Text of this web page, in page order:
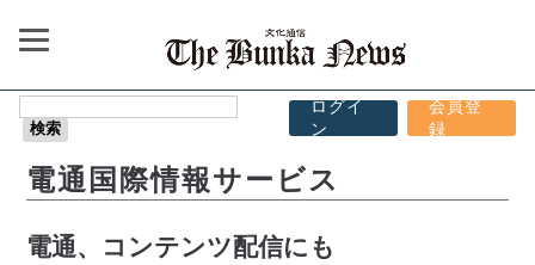
ログイ
ン
会員登
録
電通国際情報サービス
電通、コンテンツ配信にも